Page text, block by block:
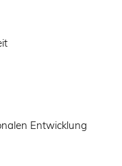
Entwicklung